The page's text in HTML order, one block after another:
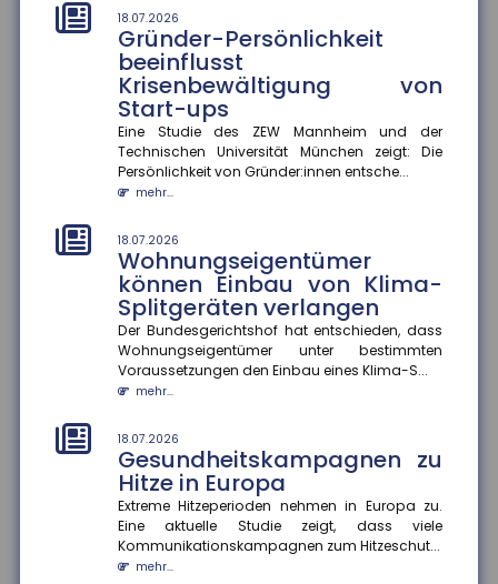
18.07.2026
Gründer-Persönlichkeit
beeinflusst
Krisenbewältigung von
Start-ups
Eine Studie des ZEW Mannheim und der
Technischen Universität München zeigt: Die
Persönlichkeit von Gründer:innen entsche...
mehr...
18.07.2026
Wohnungseigentümer
können Einbau von Klima-
Splitgeräten verlangen
Der Bundesgerichtshof hat entschieden, dass
Wohnungseigentümer unter bestimmten
Voraussetzungen den Einbau eines Klima-S...
mehr...
18.07.2026
Gesundheitskampagnen zu
Hitze in Europa
Extreme Hitzeperioden nehmen in Europa zu.
Eine aktuelle Studie zeigt, dass viele
Kommunikationskampagnen zum Hitzeschut...
mehr...
Fünf Jahre nach der Ahrtalflut:
Versicherer fordern mehr
Tempo bei Prävention und
Klimafolgenanpassung
Fünf Jahre nach der verheerenden Flutkatastrophe im
Ahrtal warnt der Gesamtverband der Deutschen
Versicherer (GDV) davor...
mehr...
Erwerbstätigkeit im Ruhestand
Eine aktuelle Studie zeigt, dass höhere
Renteneinkommen die Erwerbstätigkeit im Ruhestand
moderat senken. Ein zusätzlic...
mehr...
14.07.2026
Hitzewellen: So schützen Sie sich
Extreme Temperaturen belasten den Körper stark und
können im schlimmsten Fall tödlich enden. Das
Robert Koch-Institut sc...
mehr...
14.07.2026
Gefahrenkarten in Echtzeit